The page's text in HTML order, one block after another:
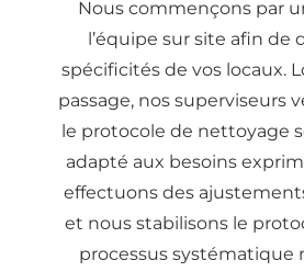
Nous commençons par
l’équipe sur site afin de
spécificités de vos locaux.
passage, nos superviseurs
le protocole de nettoyage
adapté aux besoins
effectuons des
et nous stabilisons le
processus systématique